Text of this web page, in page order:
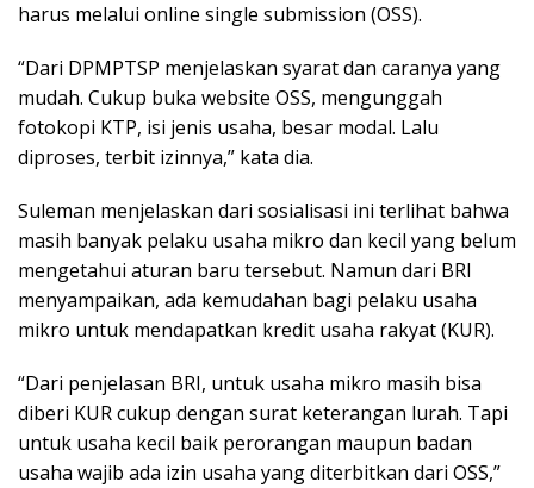
harus melalui online single submission (OSS).
“Dari DPMPTSP menjelaskan syarat dan caranya yang
mudah. Cukup buka website OSS, mengunggah
fotokopi KTP, isi jenis usaha, besar modal. Lalu
diproses, terbit izinnya,” kata dia.
Suleman menjelaskan dari sosialisasi ini terlihat bahwa
masih banyak pelaku usaha mikro dan kecil yang belum
mengetahui aturan baru tersebut. Namun dari BRI
menyampaikan, ada kemudahan bagi pelaku usaha
mikro untuk mendapatkan kredit usaha rakyat (KUR).
“Dari penjelasan BRI, untuk usaha mikro masih bisa
diberi KUR cukup dengan surat keterangan lurah. Tapi
untuk usaha kecil baik perorangan maupun badan
usaha wajib ada izin usaha yang diterbitkan dari OSS,”